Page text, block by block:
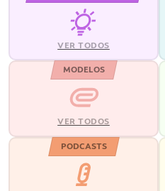
VER TODOS
MODELOS
VER TODOS
PODCASTS